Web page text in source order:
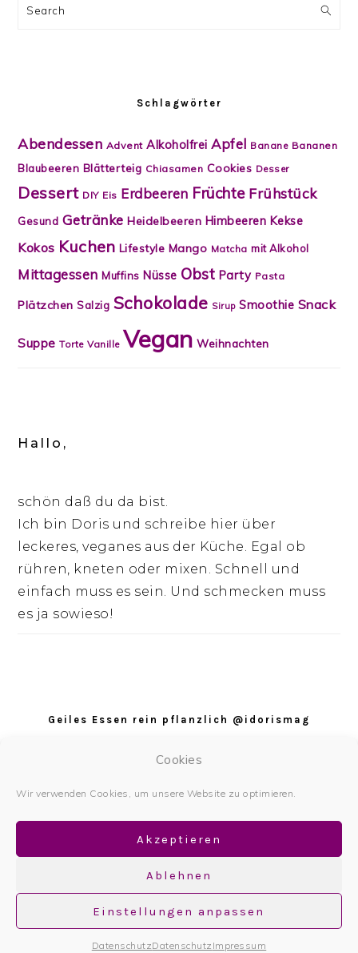
Cookies
Wir verwenden Cookies, um unsere Website zu optimieren.
Akzeptieren
Ablehnen
Einstellungen anpassen
DatenschutzDatenschutz Impressum
Search
Schlagwörter
Abendessen Advent Alkoholfrei Apfel Banane Bananen
Blaubeeren Blätterteig Chiasamen Cookies Desser
Dessert DIY Eis Erdbeeren Früchte Frühstück
Gesund Getränke Heidelbeeren Himbeeren Kekse
Kokos Kuchen Lifestyle Mango Matcha mit Alkohol
Mittagessen Muffins Nüsse Obst Party Pasta
Plätzchen Salzig Schokolade Sirup Smoothie Snack
Suppe Torte Vanille Vegan Weihnachten
Hallo,
schön daß du da bist.
Ich bin Doris und schreibe hier über
leckeres, veganes aus der Küche. Egal ob
rühren, kneten oder mixen. Schnell und
einfach muss es sein. Und schmecken muss
es ja sowieso!
Geiles Essen rein pflanzlich @idorismag
Datenschutzerklärung
Copyright © 2026